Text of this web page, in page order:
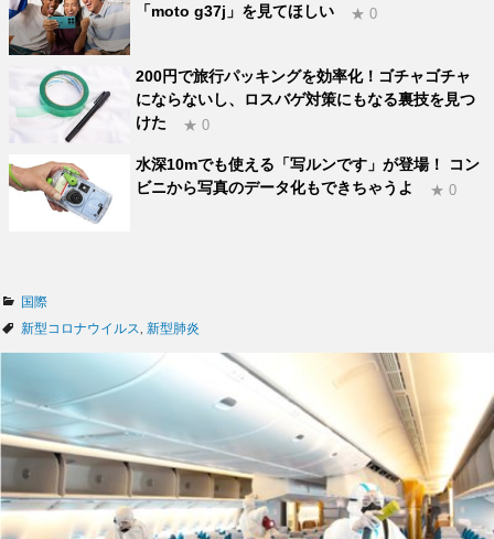
「moto g37j」を見てほしい
★ 0
200円で旅行パッキングを効率化！ゴチャゴチャ
にならないし、ロスバゲ対策にもなる裏技を見つ
けた
★ 0
水深10mでも使える「写ルンです」が登場！ コン
ビニから写真のデータ化もできちゃうよ
★ 0
カ
テ
国際
タ
新型コロナウイルス 新型肺炎